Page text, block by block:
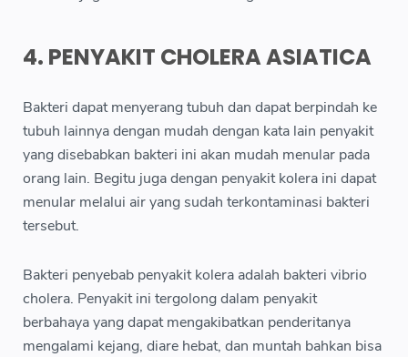
4. PENYAKIT CHOLERA ASIATICA
Bakteri dapat menyerang tubuh dan dapat berpindah ke
tubuh lainnya dengan mudah dengan kata lain penyakit
yang disebabkan bakteri ini akan mudah menular pada
orang lain. Begitu juga dengan penyakit kolera ini dapat
menular melalui air yang sudah terkontaminasi bakteri
tersebut.
Bakteri penyebab penyakit kolera adalah bakteri vibrio
cholera. Penyakit ini tergolong dalam penyakit
berbahaya yang dapat mengakibatkan penderitanya
mengalami kejang, diare hebat, dan muntah bahkan bisa